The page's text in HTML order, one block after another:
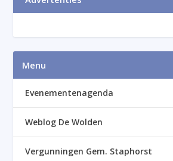
Menu
Evenementenagenda
Weblog De Wolden
Vergunningen Gem. Staphorst